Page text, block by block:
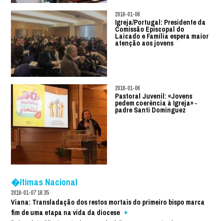
2018-01-06
Igreja/Portugal: Presidente da
Comissão Episcopal do
Laicado e Família espera maior
atenção aos jovens
2018-01-06
Pastoral Juvenil: «Jovens
pedem coerência à Igreja» -
padre Santi Dominguez
�ltimas Nacional
2018-01-07 16:35
Viana: Transladação dos restos mortais do primeiro bispo marca
fim de uma etapa na vida da diocese